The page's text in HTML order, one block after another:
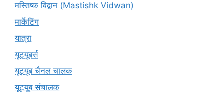
मस्तिष्क विद्वान (Mastishk Vidwan)
मार्केटिंग
यात्रा
यूटयूबर्स
यूट्यूब चैनल चालक
यूट्यूब संचालक